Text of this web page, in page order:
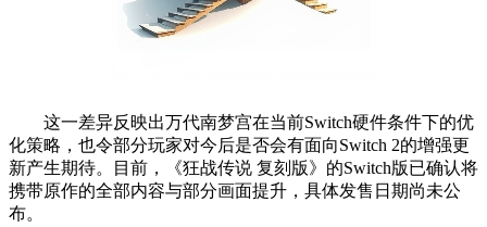
这一差异反映出万代南梦宫在当前Switch硬件条件下的优
化策略，也令部分玩家对今后是否会有面向Switch 2的增强更
新产生期待。目前，《狂战传说 复刻版》的Switch版已确认将
携带原作的全部内容与部分画面提升，具体发售日期尚未公
布。